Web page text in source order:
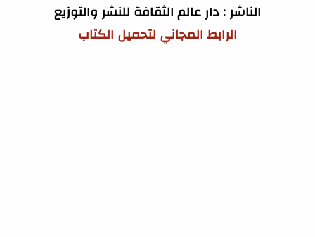
الناشر : دار عالم الثقافة للنشر والتوزيع
الرابط المجاني لتحميل الكتاب